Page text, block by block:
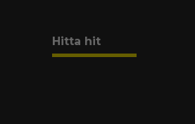
Hitta hit